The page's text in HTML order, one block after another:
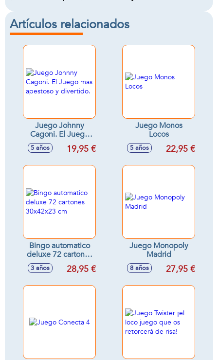
Artículos relacionados
Juego Johnny
Cagoni. El Juego
mas apestoso y
divertido.
5 años 19,95 €
Juego Monos
Locos
5 años 22,95 €
Bingo automatico
deluxe 72 cartones
30x42x23 cm
3 años 28,95 €
Juego Monopoly
Madrid
8 años 27,95 €